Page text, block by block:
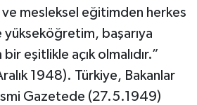
mesleksel eğitimden herkes
başarıya
eşitlikle açık olmalıdır.”
1948). Türkiye, Bakanlar
Gazetede (27.5.1949)